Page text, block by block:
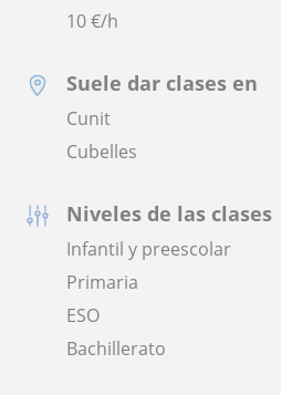
10€/h
Suele dar clases en
Cunit
Cubelles
Niveles de las clases
Infantil y preescolar
Primaria
ESO
Bachillerato